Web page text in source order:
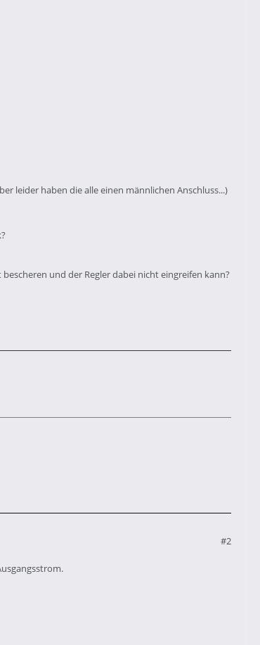
leider haben die alle einen männlichen Anschluss...)
und der Regler dabei nicht eingreifen kann?
#2